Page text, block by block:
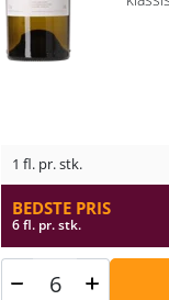
1 fl. pr. stk.
BEDSTE PRIS
6 fl. pr. stk.